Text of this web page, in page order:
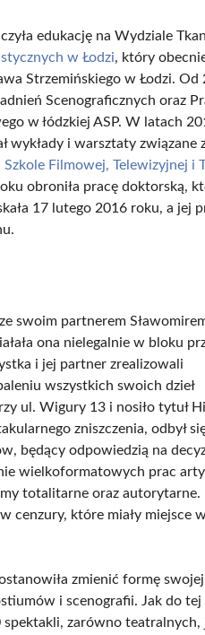
edukację na Wydziale
w Łodzi, który
Strzemińskiego w Łodzi. Od
Scenograficznych oraz
w łódzkiej ASP. W latach
wykłady i warsztaty związane
Filmowej, Telewizyjnej i
obroniła pracę doktorską,
17 lutego 2016 roku, a jej
swoim partnerem
ona nielegalnie w bloku
i jej partner zrealizowali
wszystkich swoich dzieł
ul. Wigury 13 i nosiło tytuł
zniszczenia, odbył
będący odpowiedzią na
wielkoformatowych prac
totalitarne oraz autorytarne.
cenzury, które miały miejsce
zmienić formę swojej
i scenografii. Jak do tej
zarówno teatralnych,